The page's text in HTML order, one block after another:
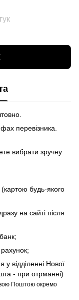
перевізника.
вибрати зручну
будь-якого
на сайті після
відділенні Нової
- при отрманні)
Поштою окремо